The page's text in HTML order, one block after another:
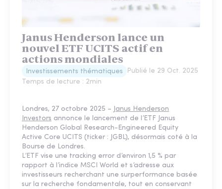
Janus Henderson lance un
nouvel ETF UCITS actif en
actions mondiales
Investissements thématiques Publié le 29 Oct. 2025
Temps de lecture : 2min
Londres, 27 octobre 2025 –
Janus Henderson
Investors annonce le lancement de l’ETF Janus
Henderson Global Research-Engineered Equity
Active Core UCITS (ticker : JGBL), désormais coté à la
Bourse de Londres.
L’ETF vise une tracking error d’environ 1,5 % par
rapport à l’indice MSCI World et s’adresse aux
investisseurs recherchant une surperformance basée
sur la recherche fondamentale, tout en conservant